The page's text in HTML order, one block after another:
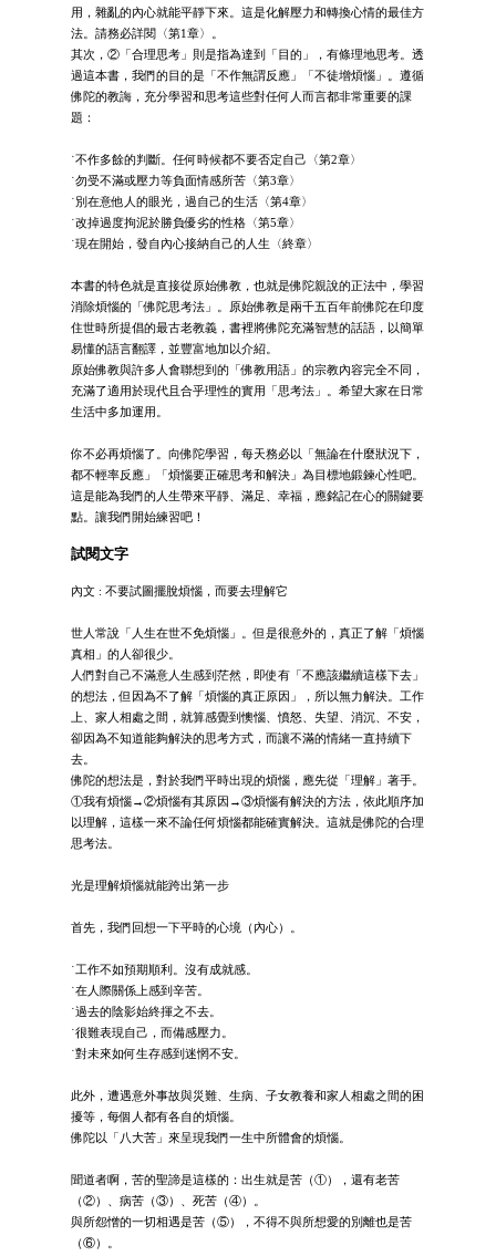
用，雜亂的內心就能平靜下來。這是化解壓力和轉換心情的最佳方
法。請務必詳閱〈第1章〉。
其次，②「合理思考」則是指為達到「目的」，有條理地思考。透
過這本書，我們的目的是「不作無謂反應」「不徒增煩惱」。遵循
佛陀的教誨，充分學習和思考這些對任何人而言都非常重要的課
題：
˙不作多餘的判斷。任何時候都不要否定自己〈第2章〉
˙勿受不滿或壓力等負面情感所苦〈第3章〉
˙別在意他人的眼光，過自己的生活〈第4章〉
˙改掉過度拘泥於勝負優劣的性格〈第5章〉
˙現在開始，發自內心接納自己的人生〈終章〉
本書的特色就是直接從原始佛教，也就是佛陀親說的正法中，學習
消除煩惱的「佛陀思考法」。原始佛教是兩千五百年前佛陀在印度
住世時所提倡的最古老教義，書裡將佛陀充滿智慧的話語，以簡單
易懂的語言翻譯，並豐富地加以介紹。
原始佛教與許多人會聯想到的「佛教用語」的宗教內容完全不同，
充滿了適用於現代且合乎理性的實用「思考法」。希望大家在日常
生活中多加運用。
你不必再煩惱了。向佛陀學習，每天務必以「無論在什麼狀況下，
都不輕率反應」「煩惱要正確思考和解決」為目標地鍛鍊心性吧。
這是能為我們的人生帶來平靜、滿足、幸福，應銘記在心的關鍵要
點。讓我們開始練習吧！
試閱文字
內文 : 不要試圖擺脫煩惱，而要去理解它
世人常說「人生在世不免煩惱」。但是很意外的，真正了解「煩惱
真相」的人卻很少。
人們對自己不滿意人生感到茫然，即使有「不應該繼續這樣下去」
的想法，但因為不了解「煩惱的真正原因」，所以無力解決。工作
上、家人相處之間，就算感覺到懊惱、憤怒、失望、消沉、不安，
卻因為不知道能夠解決的思考方式，而讓不滿的情緒一直持續下
去。
佛陀的想法是，對於我們平時出現的煩惱，應先從「理解」著手。
①我有煩惱→②煩惱有其原因→③煩惱有解決的方法，依此順序加
以理解，這樣一來不論任何煩惱都能確實解決。這就是佛陀的合理
思考法。
光是理解煩惱就能跨出第一步
首先，我們回想一下平時的心境（內心）。
˙工作不如預期順利。沒有成就感。
˙在人際關係上感到辛苦。
˙過去的陰影始終揮之不去。
˙很難表現自己，而備感壓力。
˙對未來如何生存感到迷惘不安。
此外，遭遇意外事故與災難、生病、子女教養和家人相處之間的困
擾等，每個人都有各自的煩惱。
佛陀以「八大苦」來呈現我們一生中所體會的煩惱。
聞道者啊，苦的聖諦是這樣的：出生就是苦（①），還有老苦
（②）、病苦（③）、死苦（④）。
與所怨憎的一切相遇是苦（⑤），不得不與所想愛的別離也是苦
（⑥）。